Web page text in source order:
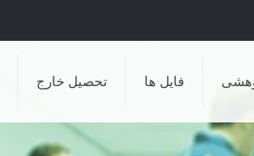
فایل ها تحصیل خارج